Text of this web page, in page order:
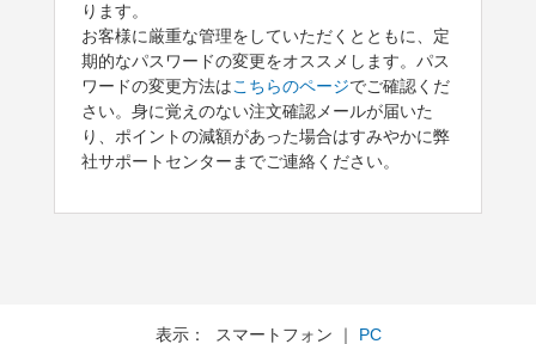
ります。
お客様に厳重な管理をしていただくとともに、定
期的なパスワードの変更をオススメします。パス
ワードの変更方法はこちらのページでご確認くだ
さい。身に覚えのない注文確認メールが届いた
り、ポイントの減額があった場合はすみやかに弊
社サポートセンターまでご連絡ください。
表示： スマートフォン ｜ PC